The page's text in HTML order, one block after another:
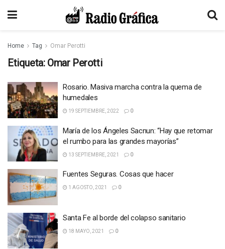
Home Tag Omar Perotti
Etiqueta: Omar Perotti
Rosario. Masiva marcha contra la quema de
humedales
19 SEPTIEMBRE, 2022 0
María de los Ángeles Sacnun: “Hay que retomar
el rumbo para las grandes mayorías”
13 SEPTIEMBRE, 2021 0
Fuentes Seguras. Cosas que hacer
1 AGOSTO, 2021 0
Santa Fe al borde del colapso sanitario
18 MAYO, 2021 0